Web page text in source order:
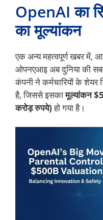
OpenAI का
का मूल्यांकन
एक अन्य महत्वपूर्ण खबर में,
ओपनएआइ अब दुनिया की
कंपनी ने कर्मचारियों के
है, जिससे इसकामूल्यांकन
करोड़ रुपये)हो गया है।